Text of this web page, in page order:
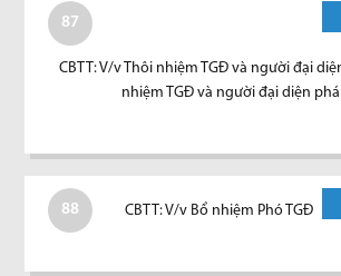
87
CBTT: V/v Thôi nhiệm TGĐ và người đại
nhiệm TGĐ và người đại diện
88 CBTT: V/v Bổ nhiệm Phó TGĐ